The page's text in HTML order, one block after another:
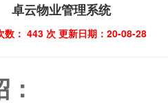
卓云物业管理系统
数： 443 次 更新日期：20-08-28